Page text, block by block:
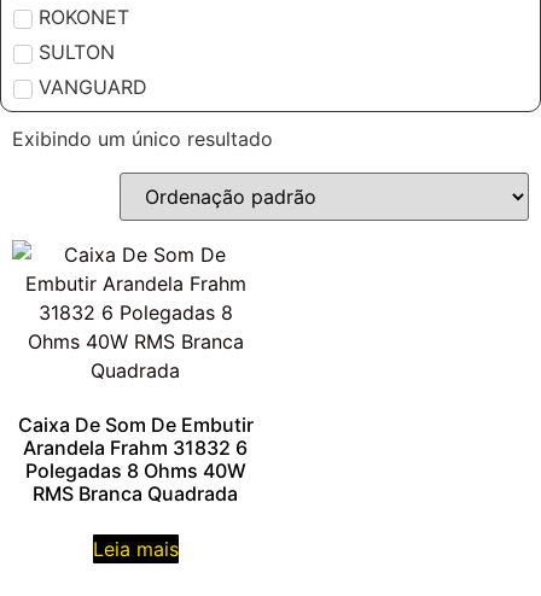
ROKONET
SULTON
VANGUARD
Exibindo um único resultado
Caixa De Som De Embutir
Arandela Frahm 31832 6
Polegadas 8 Ohms 40W
RMS Branca Quadrada
Leia mais